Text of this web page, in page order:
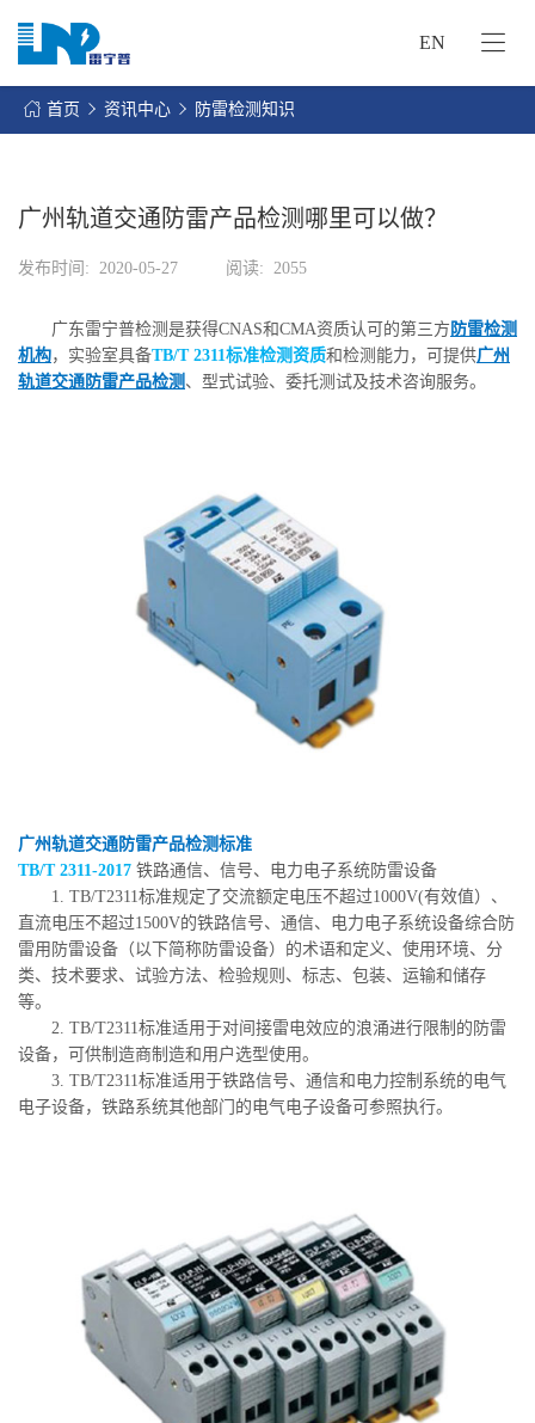
EN
首页 资讯中心 防雷检测知识
广州轨道交通防雷产品检测哪里可以做？
发布时间: 2020-05-27 阅读: 2055
广东雷宁普检测是获得CNAS和CMA资质认可的第三方 防雷检测
机构，实验室具备TB/T 2311标准检测资质和检测能力，可提供广州
轨道交通防雷产品检测 、型式试验、委托测试及技术咨询服务。
广州轨道交通防雷产品检测标准
TB/T 2311-2017 铁路通信、信号、电力电子系统防雷设备
1. TB/T2311标准规定了交流额定电压不超过1000V(有效值）、
直流电压不超过1500V的铁路信号、通信、电力电子系统设备综合防
雷用防雷设备（以下简称防雷设备）的术语和定义、使用环境、分
类、技术要求、试验方法、检验规则、标志、包装、运输和储存
等。
2. TB/T2311标准适用于对间接雷电效应的浪涌进行限制的防雷
设备，可供制造商制造和用户选型使用。
3. TB/T2311标准适用于铁路信号、通信和电力控制系统的电气
电子设备，铁路系统其他部门的电气电子设备可参照执行。
网
的
服
务
资
讯